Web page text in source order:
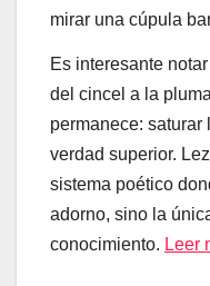
mirar una cúpula
Es interesante
del cincel a la
permanece: saturar
verdad superior.
sistema poético
adorno, sino la
conocimiento. Leer